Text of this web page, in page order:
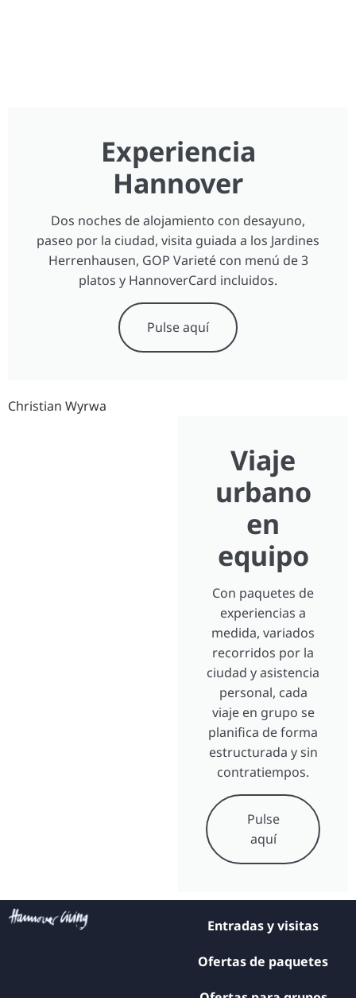
Experiencia
Hannover
Dos noches de alojamiento con desayuno,
paseo por la ciudad, visita guiada a los Jardines
Herrenhausen, GOP Varieté con menú de 3
platos y HannoverCard incluidos.
Pulse aquí
Christian Wyrwa
Viaje
urbano
en
equipo
Con paquetes de
experiencias a
medida, variados
recorridos por la
ciudad y asistencia
personal, cada
viaje en grupo se
planifica de forma
estructurada y sin
contratiempos.
Pulse
aquí
Entradas y visitas
Ofertas de paquetes